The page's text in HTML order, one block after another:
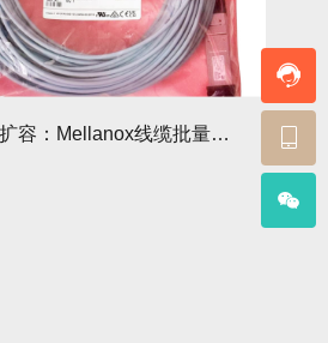
数据中心扩容：Mellanox线缆批量采购的谈判技巧！